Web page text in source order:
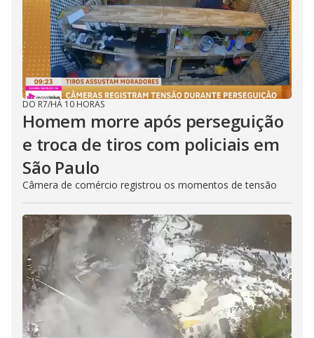
DO R7/HÁ 10 HORAS
Homem morre após perseguição
e troca de tiros com policiais em
São Paulo
Câmera de comércio registrou os momentos de tensão